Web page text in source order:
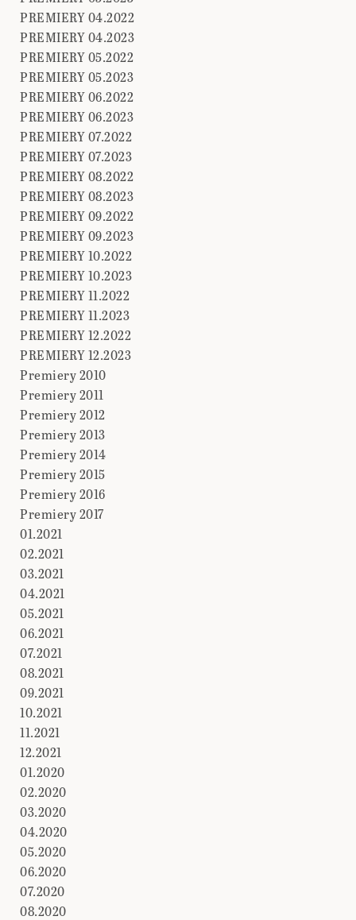
PREMIERY 04.2022
PREMIERY 04.2023
PREMIERY 05.2022
PREMIERY 05.2023
PREMIERY 06.2022
PREMIERY 06.2023
PREMIERY 07.2022
PREMIERY 07.2023
PREMIERY 08.2022
PREMIERY 08.2023
PREMIERY 09.2022
PREMIERY 09.2023
PREMIERY 10.2022
PREMIERY 10.2023
PREMIERY 11.2022
PREMIERY 11.2023
PREMIERY 12.2022
PREMIERY 12.2023
Premiery 2010
Premiery 2011
Premiery 2012
Premiery 2013
Premiery 2014
Premiery 2015
Premiery 2016
Premiery 2017
01.2021
02.2021
03.2021
04.2021
05.2021
06.2021
07.2021
08.2021
09.2021
10.2021
11.2021
12.2021
01.2020
02.2020
03.2020
04.2020
05.2020
06.2020
07.2020
08.2020